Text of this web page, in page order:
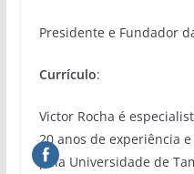
Presidente e Fundador
Currículo:
Victor Rocha é
20 anos de experiência
pela Universidade de